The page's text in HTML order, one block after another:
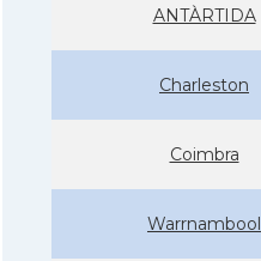
ANTÀRTIDA
Charleston
Coimbra
Warrnambool